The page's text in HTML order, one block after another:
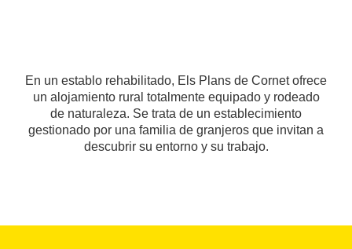
En un establo rehabilitado, Els Plans de Cornet ofrece
un alojamiento rural totalmente equipado y rodeado
de naturaleza. Se trata de un establecimiento
gestionado por una familia de granjeros que invitan a
descubrir su entorno y su trabajo.